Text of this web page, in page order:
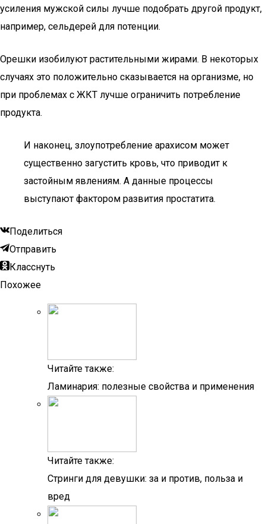
усиления мужской силы лучше подобрать другой продукт,
например, сельдерей для потенции.
Орешки изобилуют растительными жирами. В некоторых
случаях это положительно сказывается на организме, но
при проблемах с ЖКТ лучше ограничить потребление
продукта.
И наконец, злоупотребление арахисом может
существенно загустить кровь, что приводит к
застойным явлениям. А данные процессы
выступают фактором развития простатита.
Поделиться
Отправить
Класснуть
Похожее
Читайте также:
Ламинария: полезные свойства и применения
Читайте также:
Стринги для девушки: за и против, польза и
вред